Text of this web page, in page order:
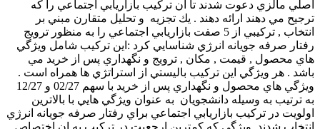
اصلي مالزي دعوت شدند تا ان تركيب بازاريابي اجتماعي را كه
ترجيح مي دهند ارائه دهند . يك تجزيه و تحليل متقارن مبني بر
انتخاب , تركيبي از 5 صفت بازاريابي اجتماعي را به منظور ترويج
رفتار صرفه جويانه انرژي شناسايي كرد :اين تركيب شامل ويژگي
هاي محصول , قيمت , مكان , ترويج و نگهداري پس از خريد مي
باشد . هر ويژگي اين تركيب باليستي از استراتژي ها همراه است .
ويژگي هاي محصول و نگهداري پس از خريد با سهم 02/27 و 12/27
به ترتيب به وسيله دانشجويان به عنوان ويژگي هايي با بالاترين
اولويت در تركيب بازاريابي اجتماعي براي رفتار صرفه جويانه انرژي
انتخاب شدند .ويژگي كه كمترين ارجعيت در تركيب به ان اختصاص